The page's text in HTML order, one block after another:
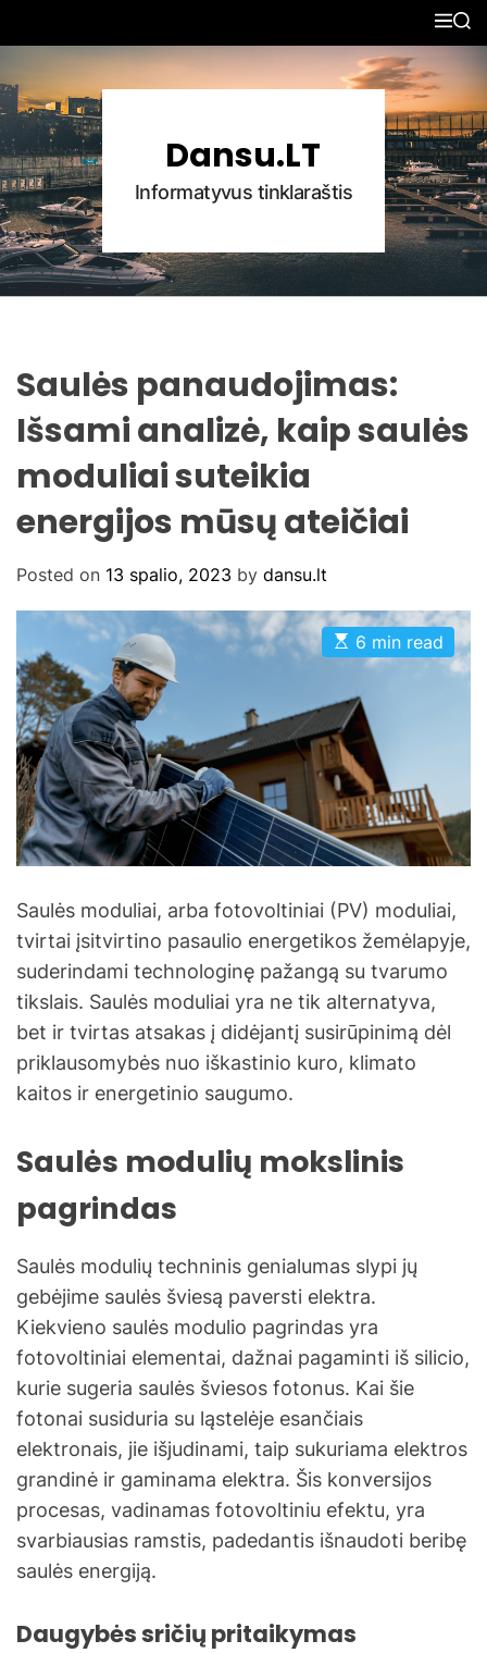
p
t
o
c
o
n
t
e
M
U
S
C
H
Dansu.LT
Informatyvus tinklaraštis
Saulės panaudojimas:
Išsami analizė, kaip saulės
moduliai suteikia
energijos mūsų ateičiai
Posted on 13 spalio, 2023 by dansu.lt
E
s
m
a
t
e
d
r
e
a
d
t
m
e
6 min read
Saulės moduliai, arba fotovoltiniai (PV) moduliai,
tvirtai įsitvirtino pasaulio energetikos žemėlapyje,
suderindami technologinę pažangą su tvarumo
tikslais. Saulės moduliai yra ne tik alternatyva,
bet ir tvirtas atsakas į didėjantį susirūpinimą dėl
priklausomybės nuo iškastinio kuro, klimato
kaitos ir energetinio saugumo.
Saulės modulių mokslinis
pagrindas
Saulės modulių techninis genialumas slypi jų
gebėjime saulės šviesą paversti elektra.
Kiekvieno saulės modulio pagrindas yra
fotovoltiniai elementai, dažnai pagaminti iš silicio,
kurie sugeria saulės šviesos fotonus. Kai šie
fotonai susiduria su ląstelėje esančiais
elektronais, jie išjudinami, taip sukuriama elektros
grandinė ir gaminama elektra. Šis konversijos
procesas, vadinamas fotovoltiniu efektu, yra
svarbiausias ramstis, padedantis išnaudoti beribę
saulės energiją.
Daugybės sričių pritaikymas